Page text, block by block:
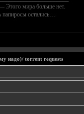
Этого мира больше нет.
остались…
надо)/ torrent requests